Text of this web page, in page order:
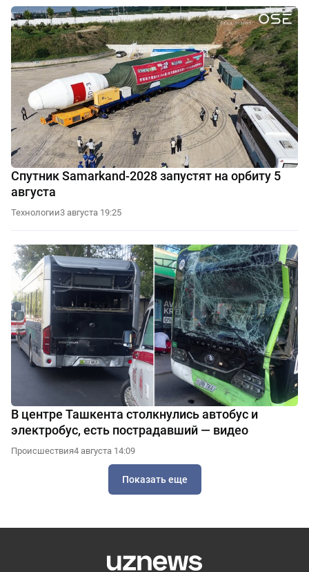
Спутник Samarkand-2028 запустят на орбиту 5
августа
Технологии3 августа 19:25
В центре Ташкента столкнулись автобус и
электробус, есть пострадавший — видео
Происшествия4 августа 14:09
Показать еще